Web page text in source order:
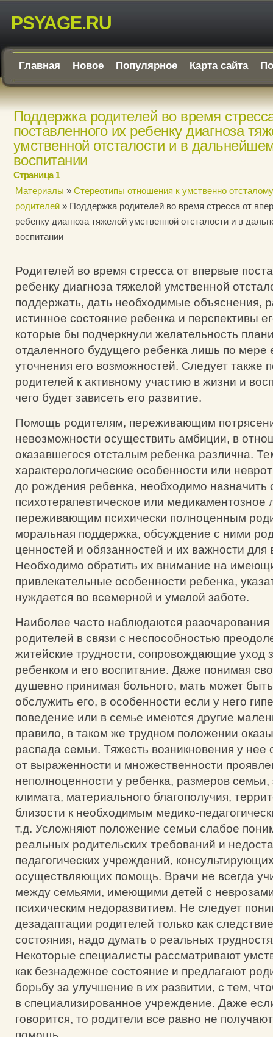
PSYAGE.RU
Главная Новое Популярное Карта сайта
Поддержка родителей во время
поставленного их ребенку диагноза
умственной отсталости и в
воспитании
Страница 1
Материалы » Стереотипы отношения к умственно
родителей » Поддержка родителей во время стресса от
ребенку диагноза тяжелой умственной отсталости и в
воспитании
Родителей во время стресса от впервые
ребенку диагноза тяжелой умственной
поддержать, дать необходимые объяснения,
истинное состояние ребенка и перспективы
которые бы подчеркнули желательность
отдаленного будущего ребенка лишь по мере
уточнения его возможностей. Следует также
родителей к активному участию в жизни и
чего будет зависеть его развитие.
Помощь родителям, переживающим
невозможности осуществить амбиции, в
оказавшегося отсталым ребенка различна.
характерологические особенности или
до рождения ребенка, необходимо назначить
психотерапевтическое или медикаментозное
переживающим психически полноценным
моральная поддержка, обсуждение с ними
ценностей и обязанностей и их важности для
Необходимо обратить их внимание на
привлекательные особенности ребенка,
нуждается во всемерной и умелой заботе.
Наиболее часто наблюдаются разочарования
родителей в связи с неспособностью
житейские трудности, сопровождающие уход
ребенком и его воспитание. Даже понимая
душевно принимая больного, мать может
обслужить его, в особенности если у него
поведение или в семье имеются другие
правило, в таком же трудном положении
распада семьи. Тяжесть возникновения у нее
от выраженности и множественности
неполноценности у ребенка, размеров
климата, материального благополучия,
близости к необходимым медико-
т.д. Усложняют положение семьи слабое
реальных родительских требований и
педагогических учреждений,
осуществляющих помощь. Врачи не всегда
между семьями, имеющими детей с
психическим недоразвитием. Не следует
дезадаптации родителей только как
состояния, надо думать о реальных
Некоторые специалисты рассматривают
как безнадежное состояние и предлагают
борьбу за улучшение в их развитии, с тем,
в специализированное учреждение. Даже
говорится, то родители все равно не